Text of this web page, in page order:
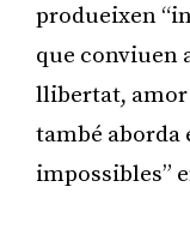
produeixen
que conviuen
llibertat, amor
també aborda
impossibles”